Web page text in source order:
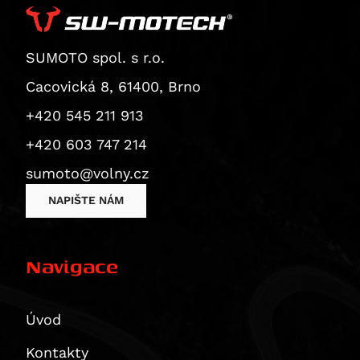
Superbike 1199 Panigale S
Diavel
Monster 1200 S
Multistrada 1200
Multistrada 1200 Enduro
Multistrada 1200 S
Diavel 1260
Multistrada 1260 / S / S D|Air / Pikes Peak
Multistrada 1260 S D/Air
SUMOTO spol. s r.o.
Cacovická 8, 61400, Brno
+420 545 211 913
+420 603 747 214
sumoto@volny.cz
NAPIŠTE NÁM
Navigace
Úvod
Kontakty